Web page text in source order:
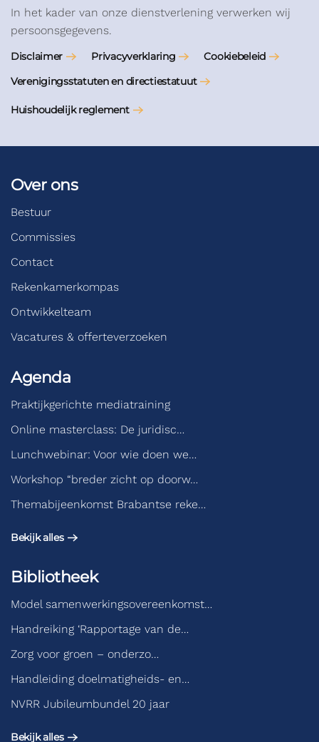
In het kader van onze dienstverlening verwerken wij
persoonsgegevens.
Disclaimer Privacyverklaring
Cookiebeleid
Verenigingsstatuten en directiestatuut
Huishoudelijk reglement
Over ons
Bestuur
Commissies
Contact
Rekenkamerkompas
Ontwikkelteam
Vacatures & offerteverzoeken
Agenda
Praktijkgerichte mediatraining
Online masterclass: De juridisc…
Lunchwebinar: Voor wie doen we…
Workshop “breder zicht op doorw…
Themabijeenkomst Brabantse reke…
Bekijk alles
Bibliotheek
Model samenwerkingsovereenkomst…
Handreiking ‘Rapportage van de…
Zorg voor groen – onderzo…
Handleiding doelmatigheids- en…
NVRR Jubileumbundel 20 jaar
Bekijk alles